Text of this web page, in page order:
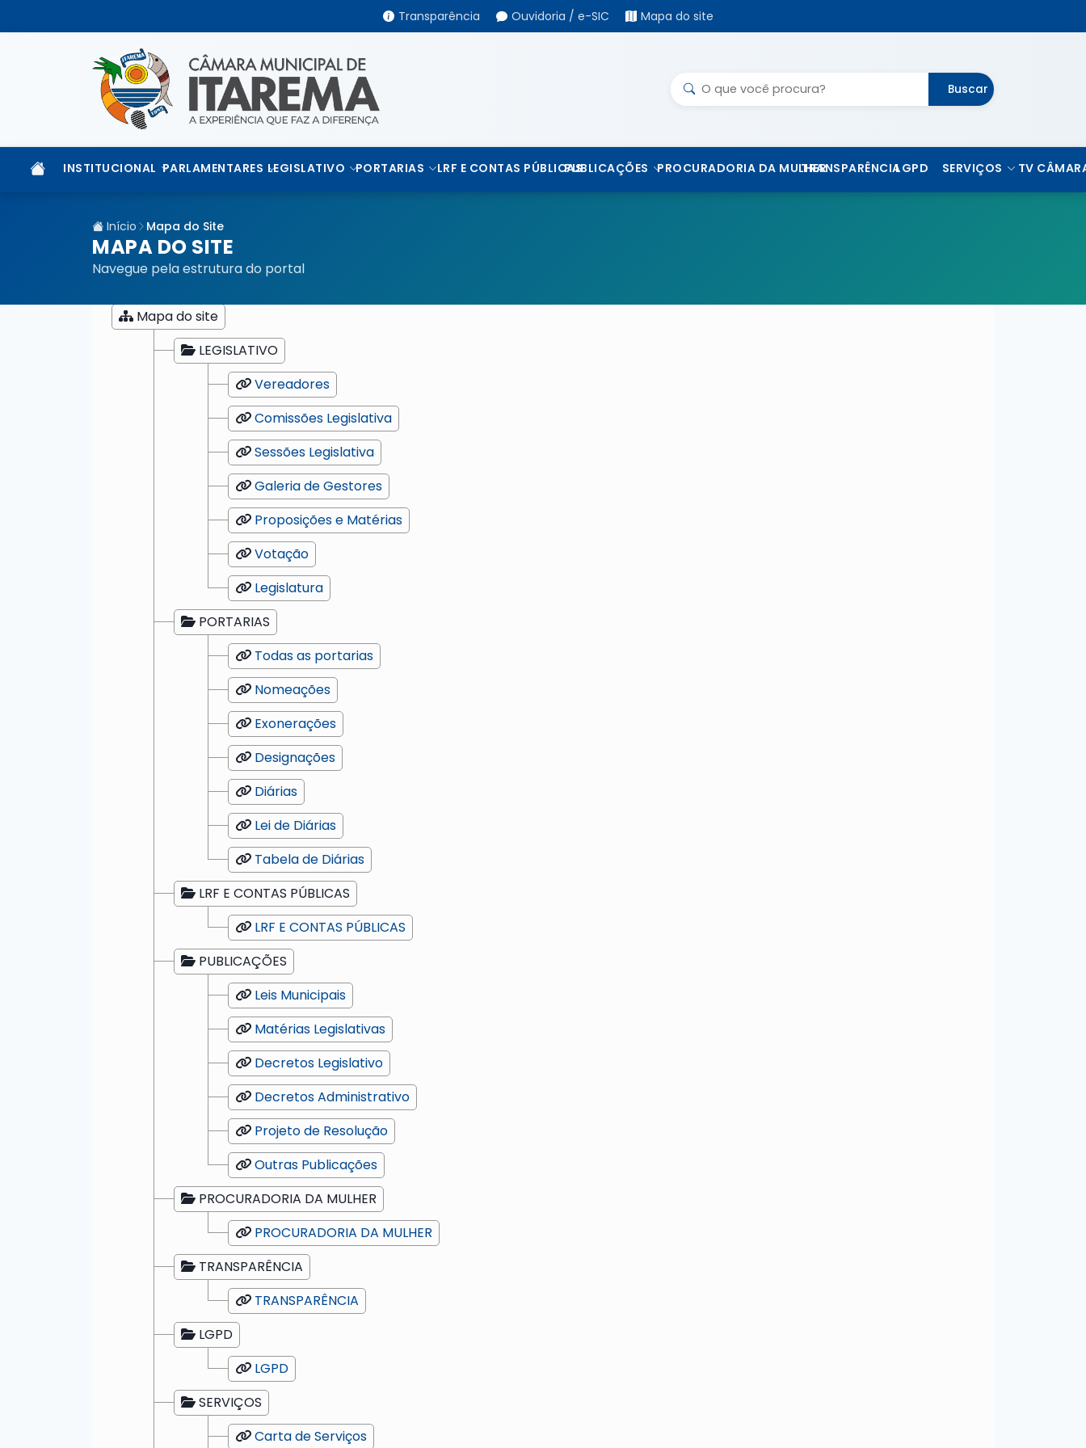
Transparência Ouvidoria / e-SIC Mapa do site
Buscar
INSTITUCIONAL PARLAMENTARES LEGISLATIVO PORTARIAS LRF E CONTAS PÚBLICASPUBLICAÇÕES PROCURADORIA DA MULHERTRANSPARÊNCIALGPD SERVIÇOS TV
Início Mapa do Site
MAPA DO SITE
Navegue pela estrutura do portal
Mapa do site
LEGISLATIVO
Vereadores
Comissões Legislativa
Sessões Legislativa
Galeria de Gestores
Proposições e Matérias
Votação
Legislatura
PORTARIAS
Todas as portarias
Nomeações
Exonerações
Designações
Diárias
Lei de Diárias
Tabela de Diárias
LRF E CONTAS PÚBLICAS
LRF E CONTAS PÚBLICAS
PUBLICAÇÕES
Leis Municipais
Matérias Legislativas
Decretos Legislativo
Decretos Administrativo
Projeto de Resolução
Outras Publicações
PROCURADORIA DA MULHER
PROCURADORIA DA MULHER
TRANSPARÊNCIA
TRANSPARÊNCIA
LGPD
LGPD
SERVIÇOS
Carta de Serviços